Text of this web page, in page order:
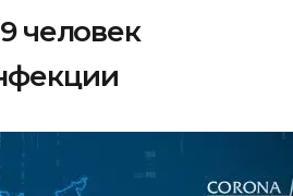
человек